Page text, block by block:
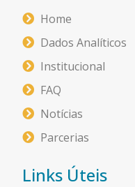
Home
Dados Analíticos
Institucional
FAQ
Notícias
Parcerias
Links Úteis